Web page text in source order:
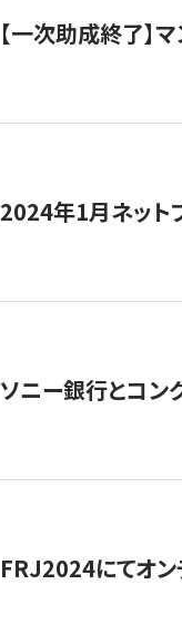
【一次助成終了】
2024年1月ネット
ソニー銀行とコン
FRJ2024にてオン